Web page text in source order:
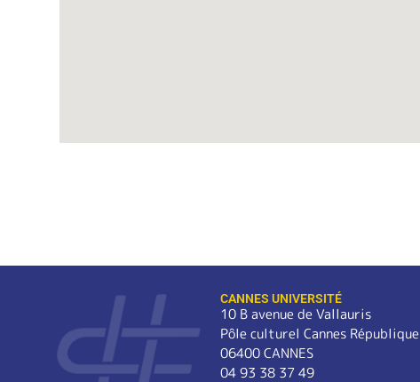
CANNES UNIVERSITÉ
10 B avenue de Vallauris
Pôle culturel Cannes République
06400 CANNES
04 93 38 37 49